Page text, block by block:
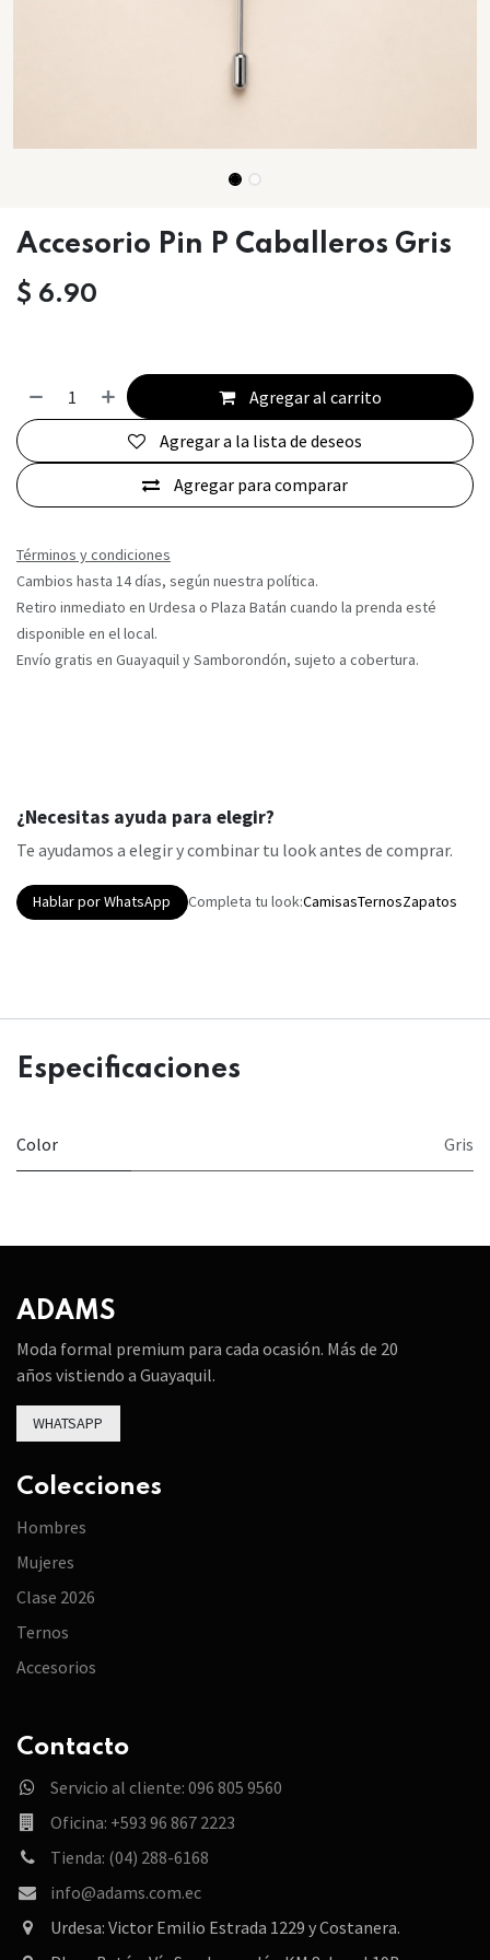
Accesorio Pin P Caballeros Gris
$ 6.90
Agregar al carrito
Agregar para comparar
Agregar a la lista de deseos
Términos y condiciones
Cambios hasta 14 días, según nuestra política.
Retiro inmediato en Urdesa o Plaza Batán cuando la prenda esté
disponible en el local.
Envío gratis en Guayaquil y Samborondón, sujeto a cobertura.
¿Necesitas ayuda para elegir?
Te ayudamos a elegir y combinar tu look antes de comprar.
Hablar por WhatsApp Completa tu look:CamisasTernosZapatos
Especificaciones
Color Gris
ADAMS
Moda formal premium para cada ocasión. Más de 20
años vistiendo a Guayaquil.
WHATSAPP
Colecciones
Hombres
Mujeres
Clase 2026
Ternos
Accesorios
Contacto
Servicio al cliente: 096 805 9560
Oficina: +593 96 867 2223
Tienda: (04) 288-6168
info@adams.com.ec
Urdesa: Victor Emilio Estrada 1229 y Costanera.